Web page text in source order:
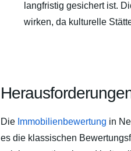
langfristig gesichert ist.
wirken, da kulturelle
Die Immobilienbewertung in
es die klassischen